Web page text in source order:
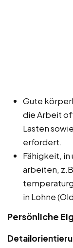
Gute
die Arbeit
Lasten
erfordert.
Fähigkeit,
arbeiten,
in Lohne
Persönliche